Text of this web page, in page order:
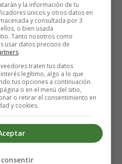
y la información de tu
únicos y otros datos en
y consultada por 3
o bien usada
Tanto nosotros como
usar datos precisos de
.
traten tus datos
legítimo, algo a lo que
tus opciones a continuación.
o en el menú del sitio,
o retirar el consentimiento en
y cookies.
consentir